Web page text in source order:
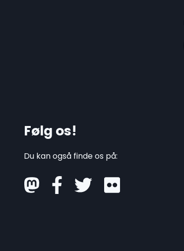
Følg os!
Du kan også finde os på:
mastodon